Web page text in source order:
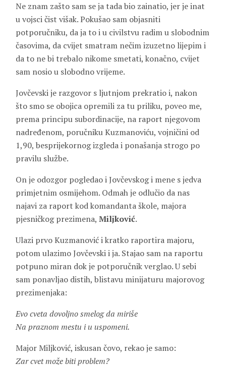
Ne znam zašto sam se ja tada bio zainatio, jer je inat
u vojsci čist višak. Pokušao sam objasniti
potporučniku, da ja to i u civilstvu radim u slobodnim
časovima, da cvijet smatram nečim izuzetno lijepim i
da to ne bi trebalo nikome smetati, konačno, cvijet
sam nosio u slobodno vrijeme.
Jovčevski je razgovor s ljutnjom prekratio i, nakon
što smo se obojica opremili za tu priliku, poveo me,
prema principu subordinacije, na raport njegovom
nadređenom, poručniku Kuzmanoviću, vojničini od
1,90, besprijekornog izgleda i ponašanja strogo po
pravilu službe.
On je odozgor pogledao i Jovčevskog i mene s jedva
primjetnim osmijehom. Odmah je odlučio da nas
najavi za raport kod komandanta škole, majora
pjesničkog prezimena, Miljković.
Ulazi prvo Kuzmanović i kratko raportira majoru,
potom ulazimo Jovčevski i ja. Stajao sam na raportu
potpuno miran dok je potporučnik verglao. U sebi
sam ponavljao distih, blistavu minijaturu majorovog
prezimenjaka:
Evo cveta dovoljno smelog da miriše
Na praznom mestu i u uspomeni.
Major Miljković, iskusan čovo, rekao je samo:
Zar cvet može biti problem?